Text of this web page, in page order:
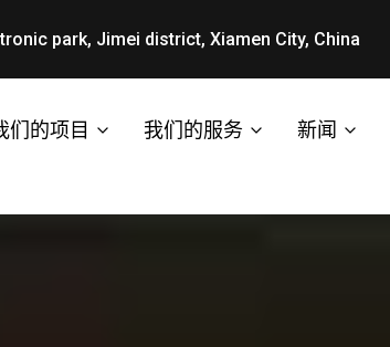
park, Jimei district, Xiamen City, China
们的项目 我们的服务 新闻